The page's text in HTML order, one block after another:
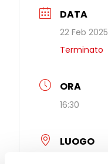
DATA
22 Feb 2025
Terminato
ORA
16:30
LUOGO